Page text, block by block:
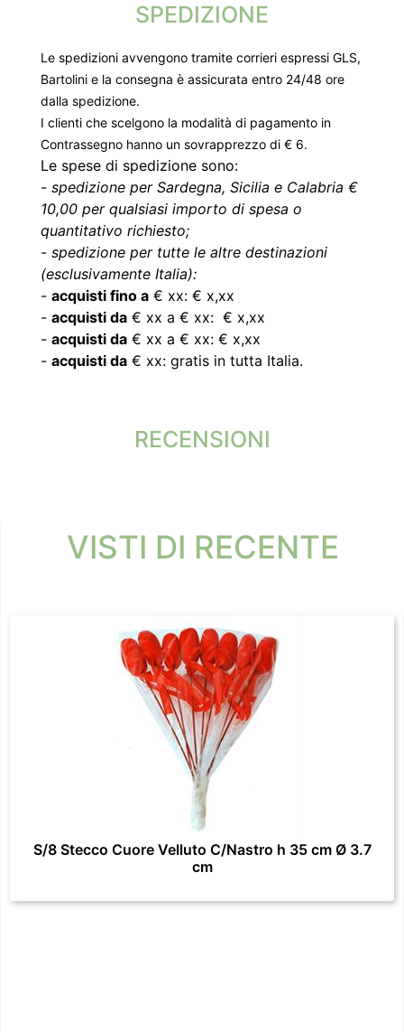
SPEDIZIONE
Le spedizioni avvengono tramite corrieri espressi GLS,
Bartolini e la consegna è assicurata entro 24/48 ore
dalla spedizione.
I clienti che scelgono la modalità di pagamento in
Contrassegno hanno un sovrapprezzo di € 6.
Le spese di spedizione sono:
- spedizione per Sardegna, Sicilia e Calabria €
10,00 per qualsiasi importo di spesa o
quantitativo richiesto;
- spedizione per tutte le altre destinazioni
(esclusivamente Italia):
- acquisti fino a € xx: € x,xx
- acquisti da € xx a € xx: € x,xx
- acquisti da € xx a € xx: € x,xx
- acquisti da € xx: gratis in tutta Italia.
RECENSIONI
VISTI DI RECENTE
S/8 Stecco Cuore Velluto C/Nastro h 35 cm Ø 3.7
cm